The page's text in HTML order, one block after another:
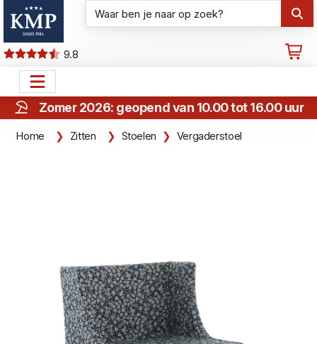
9.8
Zomer 2026: geopend van 10.00 tot 16.00 uur
Home Zitten Stoelen Vergaderstoel